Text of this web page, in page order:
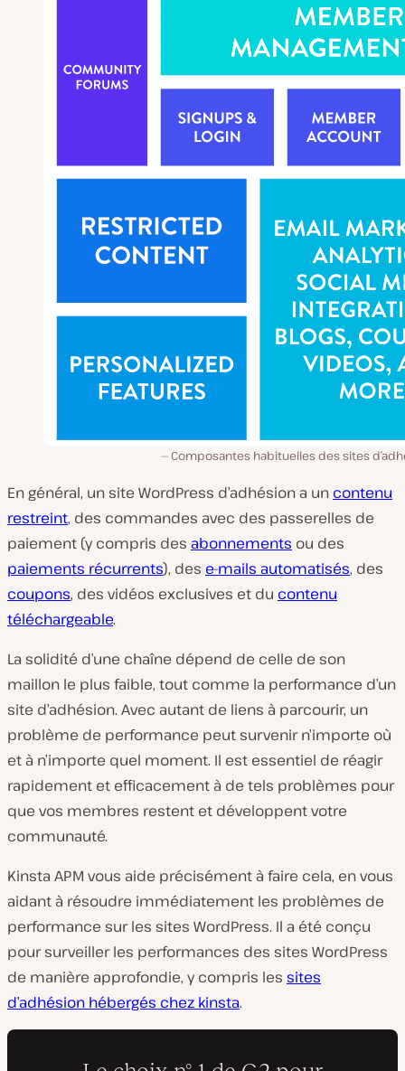
Composantes habituelles des sites
En général, un site WordPress d’adhésion a un contenu
restreint, des commandes avec des passerelles de
paiement (y compris des abonnements ou des
paiements récurrents), des e-mails automatisés, des
coupons, des vidéos exclusives et du contenu
téléchargeable.
La solidité d’une chaîne dépend de celle de son
maillon le plus faible, tout comme la performance d’un
site d’adhésion. Avec autant de liens à parcourir, un
problème de performance peut survenir n’importe où
et à n’importe quel moment. Il est essentiel de réagir
rapidement et efficacement à de tels problèmes pour
que vos membres restent et développent votre
communauté.
Kinsta APM vous aide précisément à faire cela, en vous
aidant à résoudre immédiatement les problèmes de
performance sur les sites WordPress. Il a été conçu
pour surveiller les performances des sites WordPress
de manière approfondie, y compris les sites
d’adhésion hébergés chez kinsta.